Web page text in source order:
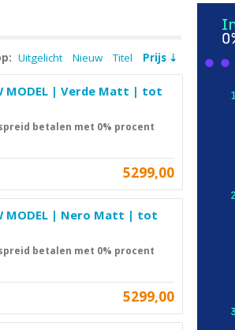
Uitgelicht Nieuw Titel Prijs
MODEL | Verde Matt | tot
betalen met 0% procent
5299,00
MODEL | Nero Matt | tot
betalen met 0% procent
5299,00